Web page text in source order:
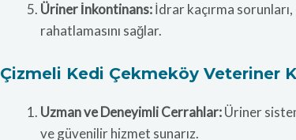
Üriner İnkontinans:İdrar kaçırma
rahatlamasını sağlar.
Çizmeli Kedi Çekmeköy Veteriner
Uzman ve Deneyimli Cerrahlar:Üriner
ve güvenilir hizmet sunarız.